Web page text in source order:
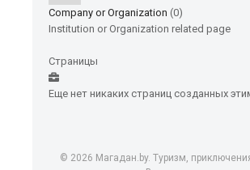
Company or Organization (0)
Institution or Organization related page
Страницы
Еще нет никаких страниц созданных
© 2026 Магадан.by. Туризм,